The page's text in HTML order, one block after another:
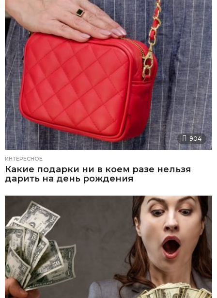
904
ИНТЕРЕСНОЕ
Какие подарки ни в коем разе нельзя
дарить на день рождения